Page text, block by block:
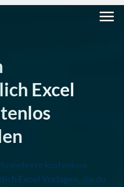
Excel
mehrere kostenlose
Excel Vorlagen, die du